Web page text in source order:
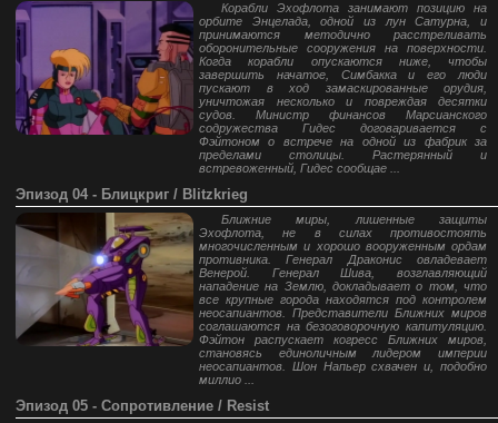
Корабли Эхофлота занимают позицию на
орбите Энцелада, одной из лун Сатурна, и
принимаются методично расстреливать
оборонительные сооружения на поверхности.
Когда корабли опускаются ниже, чтобы
завершить начатое, Симбакка и его люди
пускают в ход замаскированные орудия,
уничтожая несколько и повреждая десятки
судов. Министр финансов Марсианского
содружества Гидес договаривается с
Фэйтоном о встрече на одной из фабрик за
пределами столицы. Растерянный и
встревоженный, Гидес сообщае ...
Эпизод 04 - Блицкриг / Blitzkrieg
Ближние миры, лишенные защиты
Эхофлота, не в силах противостоять
многочисленным и хорошо вооруженным ордам
противника. Генерал Драконис овладевает
Венерой. Генерал Шива, возглавляющий
нападение на Землю, докладывает о том, что
все крупные города находятся под контролем
неосапиантов. Представители Ближних миров
соглашаются на безоговорочную капитуляцию.
Фэйтон распускает когресс Ближних миров,
становясь единоличным лидером империи
неосапиантов. Шон Напьер схвачен и, подобно
миллио ...
Эпизод 05 - Сопротивление / Resist